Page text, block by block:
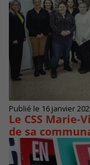
Publié le 16 janvier
Le CSS Marie-
de sa